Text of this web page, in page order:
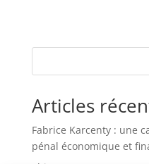
Articles
Fabrice Karcenty : une
pénal économique et